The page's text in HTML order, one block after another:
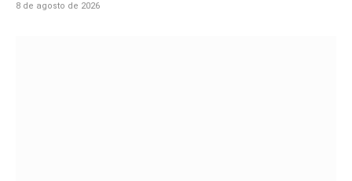
8 de agosto de 2026